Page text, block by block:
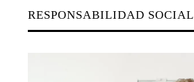
RESPONSABILIDAD SOCIAL